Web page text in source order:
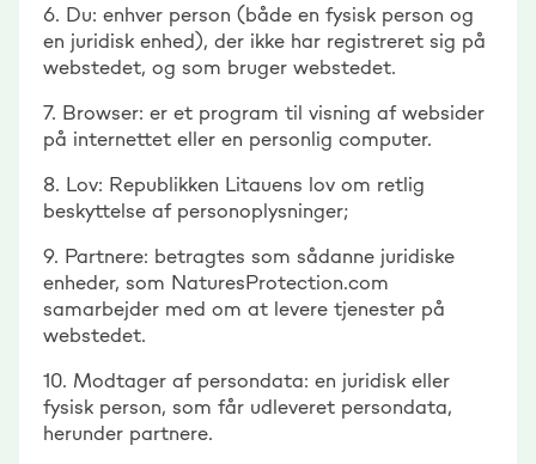
6. Du: enhver person (både en fysisk person og
en juridisk enhed), der ikke har registreret sig på
webstedet, og som bruger webstedet.
7. Browser: er et program til visning af websider
på internettet eller en personlig computer.
8. Lov: Republikken Litauens lov om retlig
beskyttelse af personoplysninger;
9. Partnere: betragtes som sådanne juridiske
enheder, som NaturesProtection.com
samarbejder med om at levere tjenester på
webstedet.
10. Modtager af persondata: en juridisk eller
fysisk person, som får udleveret persondata,
herunder partnere.